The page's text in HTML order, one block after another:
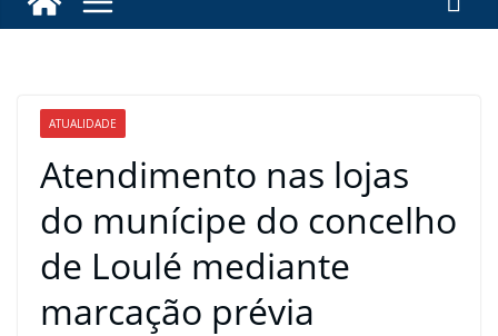
ATUALIDADE
Atendimento nas lojas
do munícipe do concelho
de Loulé mediante
marcação prévia